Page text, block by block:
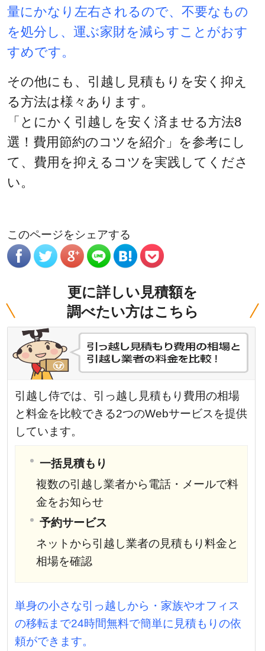
量にかなり左右されるので、不要なもの
を処分し、運ぶ家財を減らすことがおす
すめです。
その他にも、引越し見積もりを安く抑え
る方法は様々あります。
「 とにかく引越しを安く済ませる方法8
選！費用節約のコツを紹介 」を参考にし
て、費用を抑えるコツを実践してくださ
い。
このページをシェアする
更に詳しい見積額を
調べたい方はこちら
引越し侍では、引っ越し見積もり費用の相場
と料金を比較できる2つのWebサービスを提供
しています。
一括見積もり
複数の引越し業者から電話・メールで料
金をお知らせ
予約サービス
ネットから引越し業者の見積もり料金と
相場を確認
単身の小さな引っ越しから・家族やオフィス
の移転まで24時間無料で簡単に見積もりの依
頼ができます。